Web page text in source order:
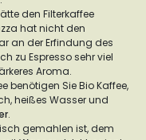
den Filterkaffee
hat nicht den
an der Erfindung des
zu Espresso sehr viel
Aroma.
benötigen Sie Bio Kaffee,
heißes Wasser und
.
gemahlen ist, dem